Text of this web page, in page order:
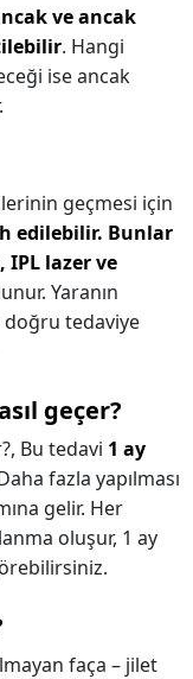
ve ancak
. Hangi
ise ancak
geçmesi için
edilebilir. Bunlar
IPL lazer ve
Yaranın
doğru tedaviye
geçer?
Bu tedavi 1 ay
fazla yapılması
gelir. Her
oluşur, 1 ay
faça – jilet